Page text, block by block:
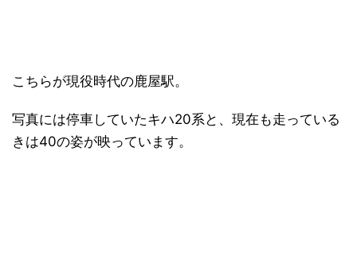
こちらが現役時代の鹿屋駅。
写真には停車していたキハ20系と、現在も走っている
きは40の姿が映っています。